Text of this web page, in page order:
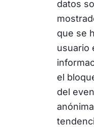
datos
que se
usuario
el
del